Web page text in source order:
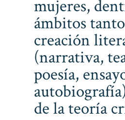
mujeres,
ámbitos
creación
(narrativa,
poesía,
de la teoría